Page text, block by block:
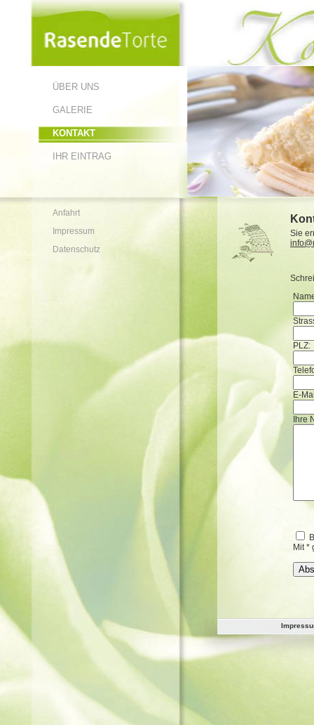
ÜBER UNS
GALERIE
KONTAKT
IHR EINTRAG
Anfahrt
Impressum
Datenschutz
Sie
PLZ:
E-
Ihre
Mit *